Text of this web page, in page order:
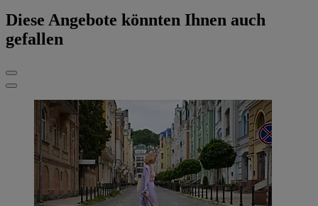
Diese Angebote könnten Ihnen auch
gefallen